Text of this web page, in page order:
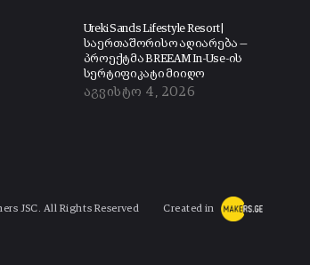
Ureki Sands Lifestyle Resort |
საერთაშორისო აღიარება —
პროექტმა BREEAM In-Use-ის
სერტიფიკატი მიიღო
აგვისტო 4, 2026
JSC. All Rights Reserved Created in